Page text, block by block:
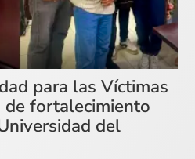
para las Víctimas
fortalecimiento
del